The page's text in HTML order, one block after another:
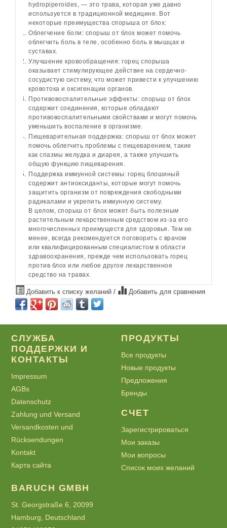
hydropiperoides, — это трава, которая уже давно
используется в традиционной медицине. Вот
некоторые преимущества спорыша от блох:
Облегчение боли: спорыш от блох может помочь
облегчить боль в теле, особенно боль в мышцах и
суставах.
Улучшение кровообращения: горец спорыша
оказывает стимулирующее действие на сердечно-
сосудистую систему, что может привести к улучшению
кровотока и оксигенации органов.
Противовоспалительные эффекты: спорыш от блох
содержит соединения, которые обладают
противовоспалительными свойствами и могут помочь
уменьшить воспаление в организме.
Пищеварительная поддержка: спорыш от блох может
помочь облегчить проблемы с пищеварением, такие
как спазмы желудка и диарея, а также улучшить
общую функцию пищеварения.
Поддержка иммунной системы: горец блошиный
содержит антиоксиданты, которые могут помочь
защитить организм от повреждения свободными
радикалами и укрепить иммунную систему.
В целом, спорыш от блох может быть полезным
растительным лекарственным средством из-за его
многочисленных преимуществ для здоровья. Тем не
менее, всегда рекомендуется поговорить с врачом
или квалифицированным специалистом в области
здравоохранения, прежде чем использовать горец
против блох или любое другое лекарственное
средство на травах.
Добавить к списку желаний / Добавить для сравнения
СЛУЖБА
ПОДДЕРЖКИ И
КОНТАКТЫ
Impressum
AGBs
Datenschutz
Zahlung und Versand
Versandkosten und
Rücksendungen
Kontakt
Карта сайта
ПРОДУКТЫ
Все продукты
Новые продукты
Предложения
Бренды
СЧЕТ
Зарегистрироваться
Мои заказы
Мои вопросы
Список моих желаний
BARUCH GMBH
St. Georgstraße 6, 20099
Hamburg, Deutschland